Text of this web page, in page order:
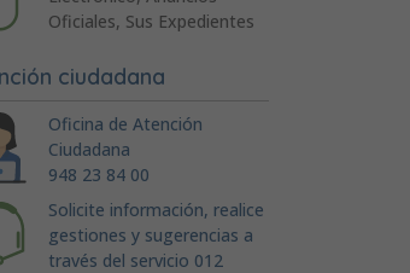
Oficiales, Sus Expedientes
ciudadana
Oficina de Atención
Ciudadana
948 23 84 00
Solicite información, realice
gestiones y sugerencias a
través del servicio 012